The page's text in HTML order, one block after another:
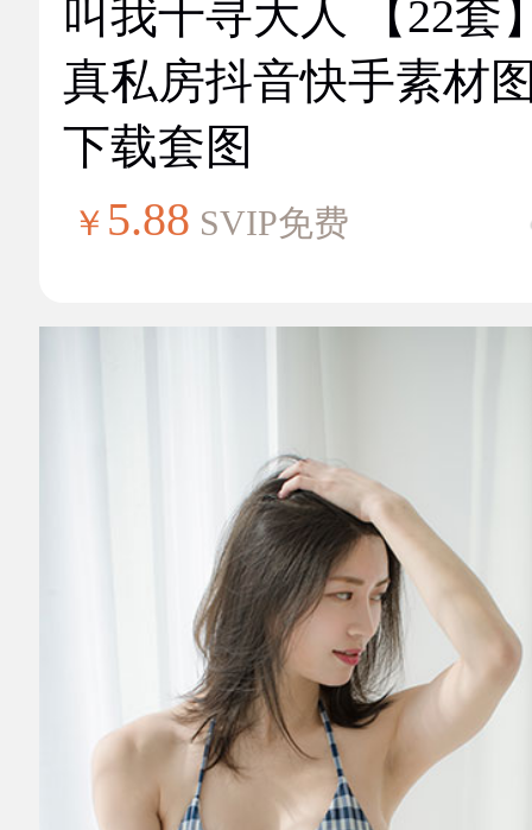
叫我千寻大人 【22套
真私房抖音快手素材
下载套图
￥ 5.88 SVIP免费